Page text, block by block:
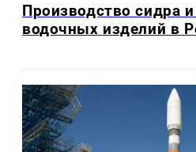
Производство сидра
водочных изделий в